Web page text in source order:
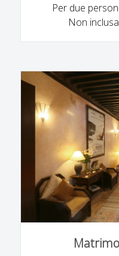
Per due
Non